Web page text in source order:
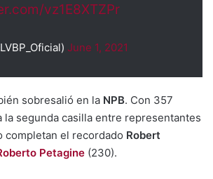
vz1E8XTZPr
June 1, 2021
sobresalió en la NPB. Con 357
la segunda casilla entre representantes
completan el recordado Robert
Petagine (230).